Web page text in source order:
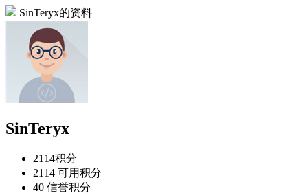
SinTeryx的资料
SinTeryx
2114积分
2114 可用积分
40 信誉积分